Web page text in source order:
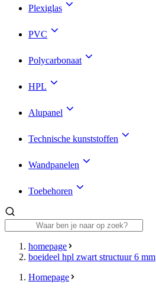
Plexiglas
PVC
Polycarbonaat
HPL
Alupanel
Technische kunststoffen
Wandpanelen
Toebehoren
homepage
boeideel hpl zwart structuur 6 mm
Homepage